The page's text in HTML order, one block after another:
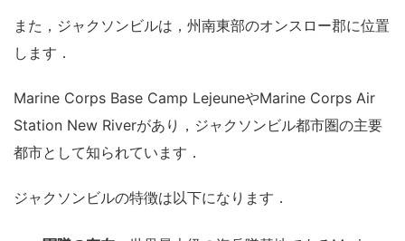
また，ジャクソンビルは，州南東部のオンスロー郡に位置
します．
Marine Corps Base Camp LejeuneやMarine Corps Air
Station New Riverがあり，ジャクソンビル都市圏の主要
都市として知られています．
ジャクソンビルの特徴は以下になります．